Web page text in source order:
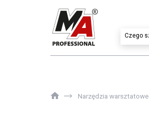
Narzędzia warsztatowe